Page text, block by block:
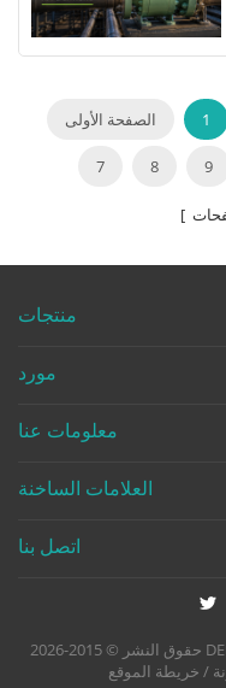
الصفحة الأولى 1
7 8 9
منتجات
مورد
معلومات عنا
العلامات الساخنة
اتصل بنا
/ خريطة الموقع